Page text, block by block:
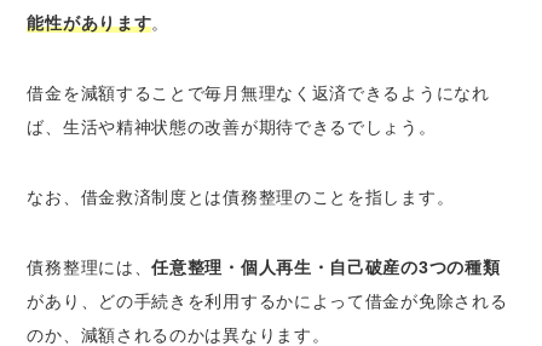
能性があります。
借金を減額することで毎月無理なく返済できるようになれ
ば、生活や精神状態の改善が期待できるでしょう。
なお、借金救済制度とは債務整理のことを指します。
債務整理には、任意整理・個人再生・自己破産の3つの種類
があり、どの手続きを利用するかによって借金が免除される
のか、減額されるのかは異なります。